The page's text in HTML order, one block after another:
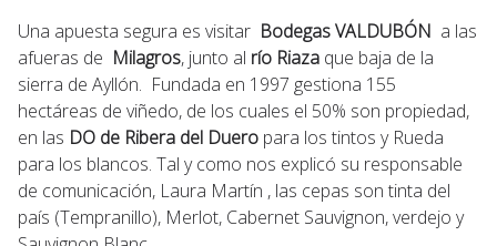
Una apuesta segura es visitar Bodegas VALDUBÓN a las
afueras de Milagros, junto al río Riaza que baja de la
sierra de Ayllón. Fundada en 1997 gestiona 155
hectáreas de viñedo, de los cuales el 50% son propiedad,
en las DO de Ribera del Duero para los tintos y Rueda
para los blancos. Tal y como nos explicó su responsable
de comunicación, Laura Martín , las cepas son tinta del
país (Tempranillo), Merlot, Cabernet Sauvignon, verdejo y